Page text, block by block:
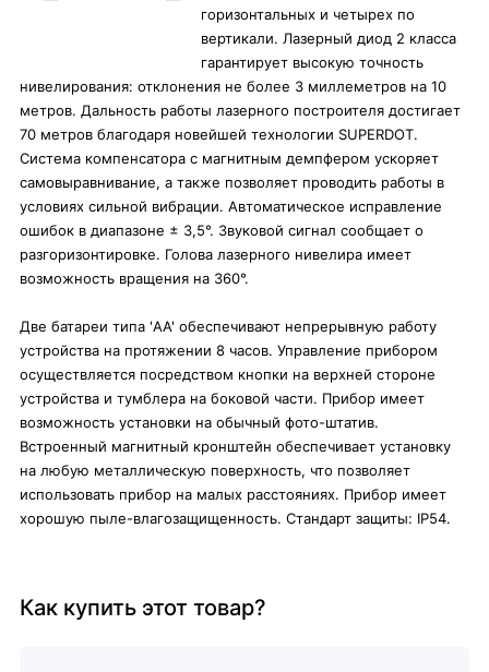
горизонтальных и четырех по
вертикали. Лазерный диод 2 класса
гарантирует высокую точность
нивелирования: отклонения не более 3 миллеметров на 10
метров. Дальность работы лазерного построителя достигает
70 метров благодаря новейшей технологии SUPERDOT.
Система компенсатора с магнитным демпфером ускоряет
самовыравнивание, а также позволяет проводить работы в
условиях сильной вибрации. Автоматическое исправление
ошибок в диапазоне ± 3,5°. Звуковой сигнал сообщает о
разгоризонтировке. Голова лазерного нивелира имеет
возможность вращения на 360°.
Две батареи типа 'AA' обеспечивают непрерывную работу
устройства на протяжении 8 часов. Управление прибором
осуществляется посредством кнопки на верхней стороне
устройства и тумблера на боковой части. Прибор имеет
возможность установки на обычный фото-штатив.
Встроенный магнитный кронштейн обеспечивает установку
на любую металлическую поверхность, что позволяет
использовать прибор на малых расстояниях. Прибор имеет
хорошую пыле-влагозащищенность. Стандарт защиты: IP54.
Как купить этот товар?